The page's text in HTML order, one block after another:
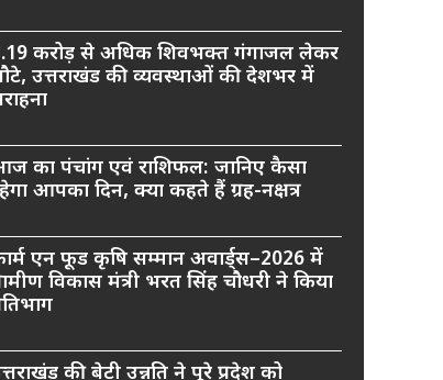
करोड़ से अधिक शिवभक्त गंगाजल लेकर
उत्तराखंड की व्यवस्थाओं की देशभर में
का पंचांग एवं राशिफल: जानिए कैसा
आपका दिन, क्या कहते हैं ग्रह-नक्षत्र
एन फूड कृषि सम्मान अवार्ड्स–2026 में
विकास मंत्री भरत सिंह चौधरी ने किया
की बेटी उन्नति ने पूरे प्रदेश को